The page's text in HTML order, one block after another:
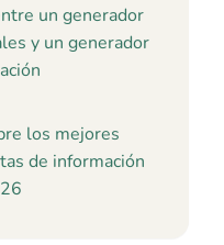
un generador
y un generador
los mejores
de información